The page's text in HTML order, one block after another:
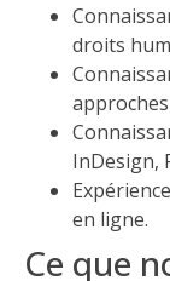
droits
InDesign,
en ligne.
Ce que